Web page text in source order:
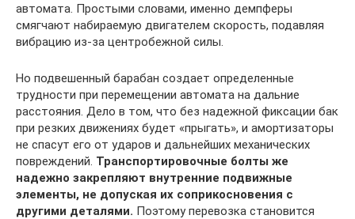
автомата. Простыми словами, именно демпферы
смягчают набираемую двигателем скорость, подавляя
вибрацию из-за центробежной силы.
Но подвешенный барабан создает определенные
трудности при перемещении автомата на дальние
расстояния. Дело в том, что без надежной фиксации бак
при резких движениях будет «прыгать», и амортизаторы
не спасут его от ударов и дальнейших механических
повреждений. Транспортировочные болты же
надежно закрепляют внутренние подвижные
элементы, не допуская их соприкосновения с
другими деталями. Поэтому перевозка становится